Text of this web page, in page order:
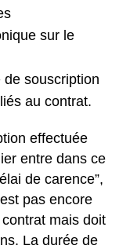
sur le
souscription
au contrat.
effectuée
entre dans ce
de carence”,
pas encore
mais doit
La durée de